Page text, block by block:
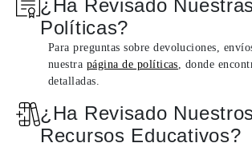
¿Ha Revisado
Políticas?
Para preguntas sobre devoluciones,
nuestra página de políticas, donde
detalladas.
¿Ha Revisado
Recursos Educativos?